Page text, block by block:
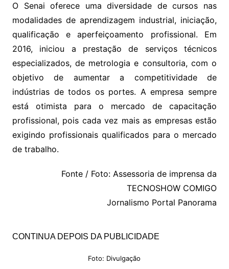
O Senai oferece uma diversidade de cursos nas
modalidades de aprendizagem industrial, iniciação,
qualificação e aperfeiçoamento profissional. Em
2016, iniciou a prestação de serviços técnicos
especializados, de metrologia e consultoria, com o
objetivo de aumentar a competitividade de
indústrias de todos os portes. A empresa sempre
está otimista para o mercado de capacitação
profissional, pois cada vez mais as empresas estão
exigindo profissionais qualificados para o mercado
de trabalho.
Fonte / Foto: Assessoria de imprensa da
TECNOSHOW COMIGO
Jornalismo Portal Panorama
CONTINUA DEPOIS DA PUBLICIDADE
Foto: Divulgação